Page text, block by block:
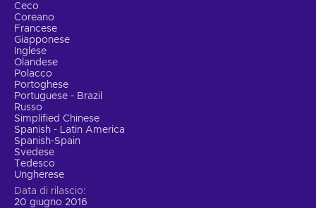
Ceco
Coreano
Francese
Giapponese
Inglese
Olandese
Polacco
Portoghese
Portuguese - Brazil
Russo
Simplified Chinese
Spanish - Latin America
Spanish-Spain
Svedese
Tedesco
Ungherese
Data di rilascio
20 giugno 2016